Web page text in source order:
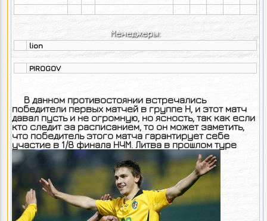
Менеджеры:
lion
PIROGOV
В данном противостоянии встречались
победители первых матчей в группе Н, и этот матч
давал пусть и не огромную, но ясность, так как если
кто следит за расписанием, то он может заметить,
что победитель этого матча гарантирует себе
участие в 1/8 финала НЧМ. Литва в прошлом туре